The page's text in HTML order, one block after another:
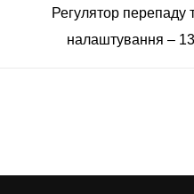
Регулятор перепаду
налаштування –